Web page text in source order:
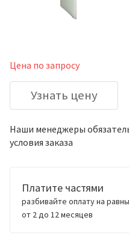
Цена по запросу
Узнать цену
Наши менеджеры
условия заказа
Платите частями
разбивайте оплату на
от 2 до 12 месяцев